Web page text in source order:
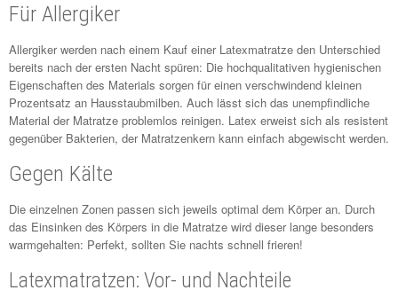
Für Allergiker
Allergiker werden nach einem Kauf einer Latexmatratze den Unterschied
bereits nach der ersten Nacht spüren: Die hochqualitativen hygienischen
Eigenschaften des Materials sorgen für einen verschwindend kleinen
Prozentsatz an Hausstaubmilben. Auch lässt sich das unempfindliche
Material der Matratze problemlos reinigen. Latex erweist sich als resistent
gegenüber Bakterien, der Matratzenkern kann einfach abgewischt werden.
Gegen Kälte
Die einzelnen Zonen passen sich jeweils optimal dem Körper an. Durch
das Einsinken des Körpers in die Matratze wird dieser lange besonders
warmgehalten: Perfekt, sollten Sie nachts schnell frieren!
Latexmatratzen: Vor- und Nachteile